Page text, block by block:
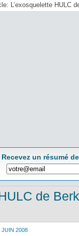
L’exosquelette HULC
Recevez un résumé
de
JUIN 2008